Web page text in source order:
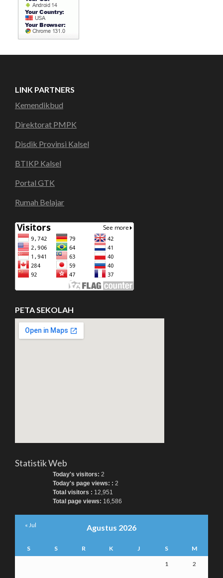
LINK PARTNERS
Kemendikbud
Direktorat PMPK
Disdik Provinsi Kalsel
BTIKP Kalsel
Portal GTK
Rumah Belajar
PETA SEKOLAH
Statistik Web
Today's visitors: 2
Today's page views: : 2
Total visitors : 12,951
Total page views: 16,586
Agustus 2026
S S R K J S M
1 2
« Jul